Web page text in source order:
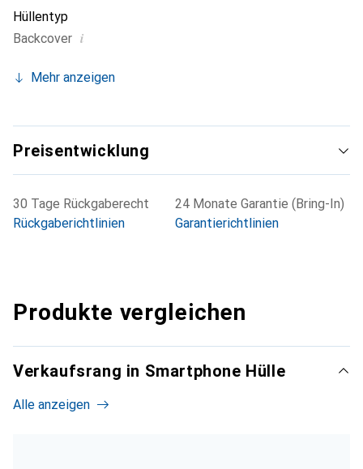
Hüllentyp
Backcover i
Mehr anzeigen
Preisentwicklung
30 Tage Rückgaberecht
Rückgaberichtlinien
24 Monate Garantie (Bring-In)
Garantierichtlinien
Produkte vergleichen
Verkaufsrang in Smartphone Hülle
Alle anzeigen